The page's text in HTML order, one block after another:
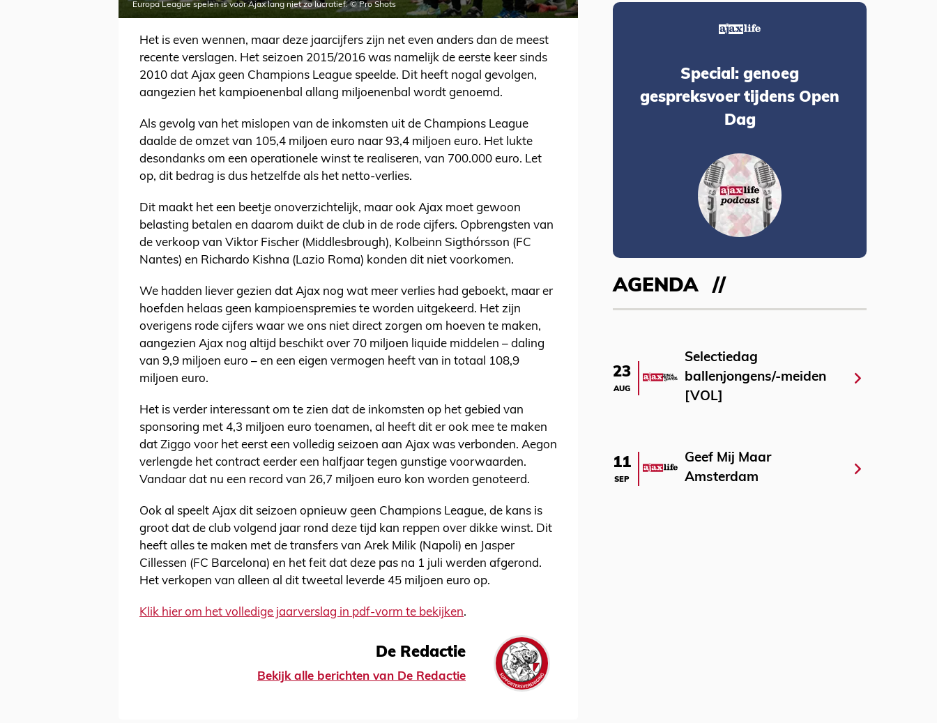
Europa League spelen is voor Ajax lang niet zo lucratief. © Pro Shots
Het is even wennen, maar deze jaarcijfers zijn net even anders dan de meest
recente verslagen. Het seizoen 2015/2016 was namelijk de eerste keer sinds
2010 dat Ajax geen Champions League speelde. Dit heeft nogal gevolgen,
aangezien het kampioenenbal allang miljoenenbal wordt genoemd.
Als gevolg van het mislopen van de inkomsten uit de Champions League
daalde de omzet van 105,4 miljoen euro naar 93,4 miljoen euro. Het lukte
desondanks om een operationele winst te realiseren, van 700.000 euro. Let
op, dit bedrag is dus hetzelfde als het netto-verlies.
Dit maakt het een beetje onoverzichtelijk, maar ook Ajax moet gewoon
belasting betalen en daarom duikt de club in de rode cijfers. Opbrengsten van
de verkoop van Viktor Fischer (Middlesbrough), Kolbeinn Sigthórsson (FC
Nantes) en Richardo Kishna (Lazio Roma) konden dit niet voorkomen.
We hadden liever gezien dat Ajax nog wat meer verlies had geboekt, maar er
hoefden helaas geen kampioenspremies te worden uitgekeerd. Het zijn
overigens rode cijfers waar we ons niet direct zorgen om hoeven te maken,
aangezien Ajax nog altijd beschikt over 70 miljoen liquide middelen – daling
van 9,9 miljoen euro – en een eigen vermogen heeft van in totaal 108,9
miljoen euro.
Het is verder interessant om te zien dat de inkomsten op het gebied van
sponsoring met 4,3 miljoen euro toenamen, al heeft dit er ook mee te maken
dat Ziggo voor het eerst een volledig seizoen aan Ajax was verbonden. Aegon
verlengde het contract eerder een halfjaar tegen gunstige voorwaarden.
Vandaar dat nu een record van 26,7 miljoen euro kon worden genoteerd.
Ook al speelt Ajax dit seizoen opnieuw geen Champions League, de kans is
groot dat de club volgend jaar rond deze tijd kan reppen over dikke winst. Dit
heeft alles te maken met de transfers van Arek Milik (Napoli) en Jasper
Cillessen (FC Barcelona) en het feit dat deze pas na 1 juli werden afgerond.
Het verkopen van alleen al dit tweetal leverde 45 miljoen euro op.
Klik hier om het volledige jaarverslag in pdf-vorm te bekijken.
De Redactie
Bekijk alle berichten van De Redactie
Special: genoeg
gespreksvoer tijdens Open
Dag
AGENDA
23
AUG
Selectiedag
ballenjongens/-meiden
[VOL]
11
SEP
Geef Mij Maar
Amsterdam